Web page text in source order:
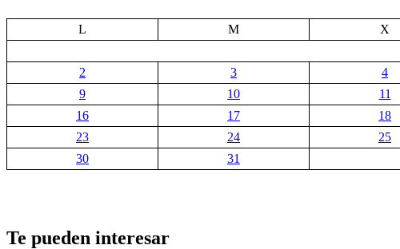
L
M X
2
3 4
9
10 11
16
17 18
23
24 25
30
31
Te pueden interesar